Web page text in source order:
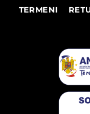
TERMENI